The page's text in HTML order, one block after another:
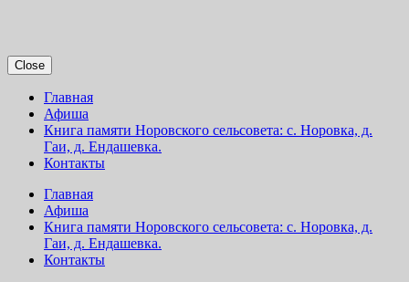
Close
Главная
Афиша
Книга памяти Норовского сельсовета: с. Норовка, д.
Гаи, д. Ендашевка.
Контакты
Главная
Афиша
Книга памяти Норовского сельсовета: с. Норовка, д.
Гаи, д. Ендашевка.
Контакты